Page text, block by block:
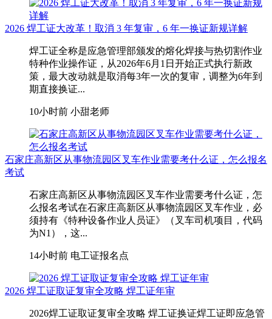
2026 焊工证大改革！取消 3 年复审，6 年一换证新规详解
焊工证全称是应急管理部颁发的熔化焊接与热切割作业
特种作业操作证，从2026年6月1日开始正式执行新政
策，最大改动就是取消每3年一次的复审，调整为6年到
期直接换证...
10小时前 小甜老师
石家庄高新区从事物流园区叉车作业需要考什么证，怎么报名
考试
石家庄高新区从事物流园区叉车作业需要考什么证，怎
么报名考试在石家庄高新区从事物流园区叉车作业，‌必
须持有《特种设备作业人员证》（叉车司机项目，代码
为N1）‌，这...
14小时前 电工证报名点
2026 焊工证取证复审全攻略 焊工证年审
2026焊工证取证复审全攻略 焊工证换证焊工证即应急管